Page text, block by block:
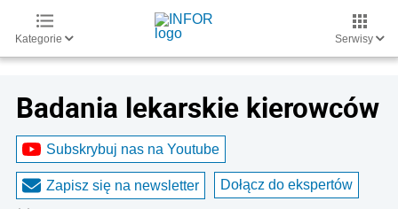
Kategorie Serwisy
Badania lekarskie kierowców
Subskrybuj nas na Youtube
Zapisz się na newsletter Dołącz do ekspertów